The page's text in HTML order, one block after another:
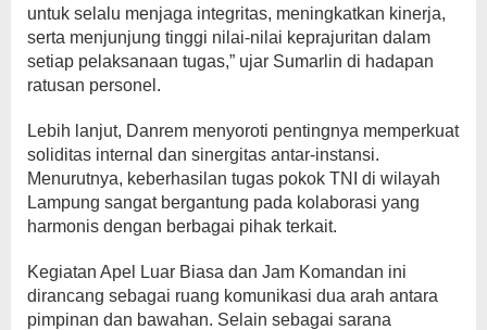
untuk selalu menjaga integritas, meningkatkan kinerja,
serta menjunjung tinggi nilai-nilai keprajuritan dalam
setiap pelaksanaan tugas,” ujar Sumarlin di hadapan
ratusan personel.
Lebih lanjut, Danrem menyoroti pentingnya memperkuat
soliditas internal dan sinergitas antar-instansi.
Menurutnya, keberhasilan tugas pokok TNI di wilayah
Lampung sangat bergantung pada kolaborasi yang
harmonis dengan berbagai pihak terkait.
​Kegiatan Apel Luar Biasa dan Jam Komandan ini
dirancang sebagai ruang komunikasi dua arah antara
pimpinan dan bawahan. Selain sebagai sarana